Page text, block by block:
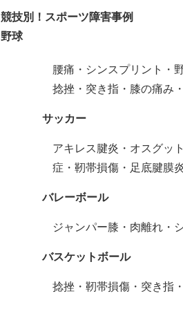
競技別！スポーツ障害事例
野球
腰痛・シンスプリント・
捻挫・突き指・膝の痛み
サッカー
アキレス腱炎・オスグッ
症・靭帯損傷・足底腱膜
バレーボール
ジャンパー膝・肉離れ・
バスケットボール
捻挫・靭帯損傷・突き指